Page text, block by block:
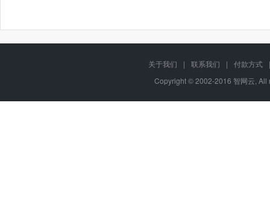
关于我们 | 联系我们 | 付款方式
|
Copyright © 2002-2016 智网云,